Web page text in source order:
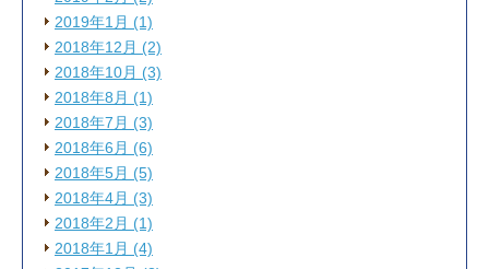
2019年1月 (1)
2018年12月 (2)
2018年10月 (3)
2018年8月 (1)
2018年7月 (3)
2018年6月 (6)
2018年5月 (5)
2018年4月 (3)
2018年2月 (1)
2018年1月 (4)